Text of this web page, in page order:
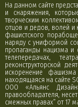
На данном сайте
и снаряжения,
творческим
отцов и дедов, волей
фашистского
наряду с униформой
пропаганды нацизма
телепередачах,
реконструкторской
искоренение
находящаяся на сайте
ООО «Альянс
правообладателя,
смежных правах” от 17